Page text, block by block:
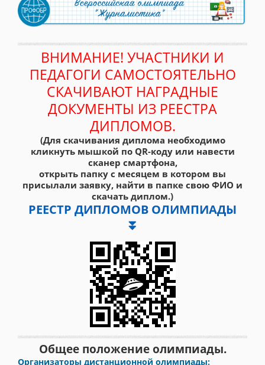
ВНИМАНИЕ! УЧАСТНИКИ И
ПЕДАГОГИ САМОСТОЯТЕЛЬНО
СКАЧИВАЮТ НАГРАДНЫЕ
ДОКУМЕНТЫ ИЗ РЕЕСТРА
ДИПЛОМОВ.
(Для скачивания диплома необходимо
кликнуть мышкой по QR-коду или навести
сканер смартфона,
открыть папку с месяцем в котором вы
присылали заявку, найти в папке свою ФИО и
скачать диплом.)
РЕЕСТР ДИПЛОМОВ ОЛИМПИАДЫ
⏬
Общее положение олимпиады.
Организаторы дистанционной олимпиады: